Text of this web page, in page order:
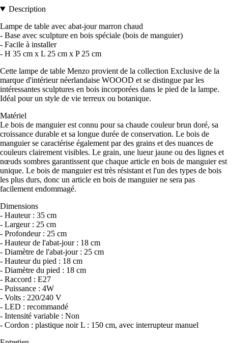
Description
Lampe de table avec abat-jour marron chaud
- Base avec sculpture en bois spéciale (bois de manguier)
- Facile à installer
- H 35 cm x L 25 cm x P 25 cm
Cette lampe de table Menzo provient de la collection Exclusive de la
marque d'intérieur néerlandaise WOOOD et se distingue par les
intéressantes sculptures en bois incorporées dans le pied de la lampe.
Idéal pour un style de vie terreux ou botanique.
Matériel
Le bois de manguier est connu pour sa chaude couleur brun doré, sa
croissance durable et sa longue durée de conservation. Le bois de
manguier se caractérise également par des grains et des nuances de
couleurs clairement visibles. Le grain, une lueur jaune ou des lignes et
nœuds sombres garantissent que chaque article en bois de manguier est
unique. Le bois de manguier est très résistant et l'un des types de bois
les plus durs, donc un article en bois de manguier ne sera pas
facilement endommagé.
Dimensions
- Hauteur : 35 cm
- Largeur : 25 cm
- Profondeur : 25 cm
- Hauteur de l'abat-jour : 18 cm
- Diamètre de l'abat-jour : 25 cm
- Hauteur du pied : 18 cm
- Diamètre du pied : 18 cm
- Raccord : E27
- Puissance : 4W
- Volts : 220/240 V
- LED : recommandé
- Intensité variable : Non
- Cordon : plastique noir L : 150 cm, avec interrupteur manuel